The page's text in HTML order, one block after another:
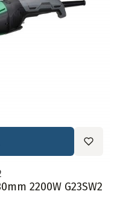
2200W G23SW2